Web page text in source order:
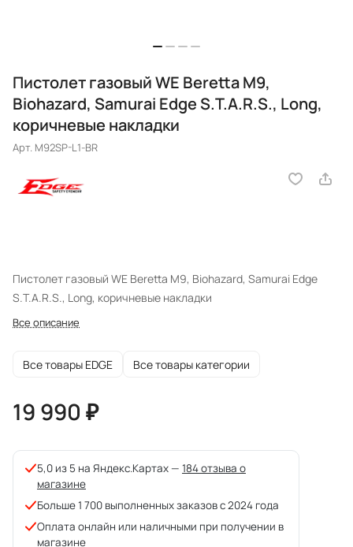
Пистолет газовый WE Beretta M9,
Biohazard, Samurai Edge S.T.A.R.S., Long,
коричневые накладки
Арт. M92SP-L1-BR
Пистолет газовый WE Beretta M9, Biohazard, Samurai Edge
S.T.A.R.S., Long, коричневые накладки
Все описание
Все товары EDGE Все товары категории
19 990 ₽
5,0 из 5 на Яндекс.Картах — 184 отзыва о
магазине
Больше 1 700 выполненных заказов с 2024 года
Оплата онлайн или наличными при получении в
магазине